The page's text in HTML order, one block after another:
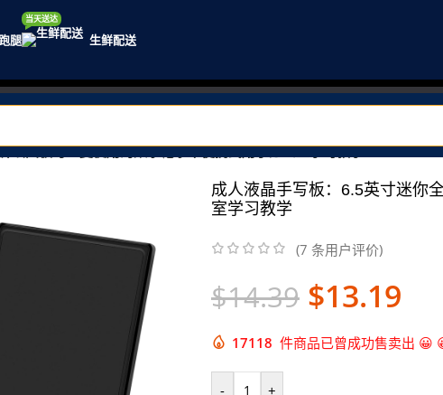
腿 生鲜配送
当天送达
绘图板可重复使用的数字记事本便携式用于办公室学习教学
成人液晶手写板：6.5英寸迷你
室学习教学
(7 条用户评价)
$14.39 $13.19
17118 件商品已曾成功售卖出 😀
- +